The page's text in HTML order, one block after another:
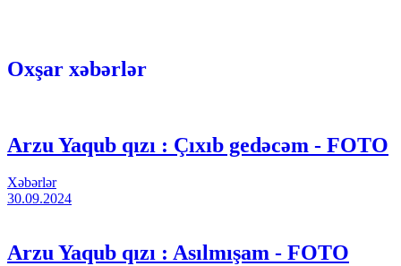
Oxşar xəbərlər
Arzu Yaqub qızı : Çıxıb gedəcəm - FOTO
Xəbərlər
30.09.2024
Arzu Yaqub qızı : Asılmışam - FOTO